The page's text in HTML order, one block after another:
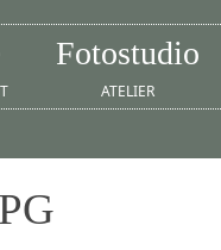
Fotostudio
ATELIER